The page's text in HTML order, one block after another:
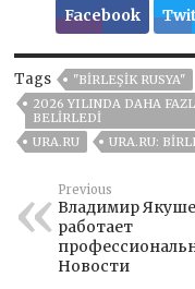
Facebook
Tags
"BIRLEŞIK RUSYA"
2026 YILINDA DAHA
BELIRLEDI
URA.RU
URA.RU:
Previous
Владимир
работает
Новости